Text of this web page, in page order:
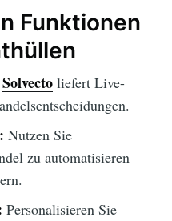
Funktionen
Solvectoliefert Live-
Nutzen Sie
zu automatisieren
Personalisieren Sie